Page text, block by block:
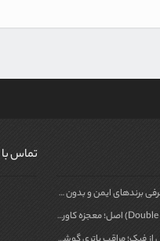
ایمن و بدون سیپروهپتادین
تماس با